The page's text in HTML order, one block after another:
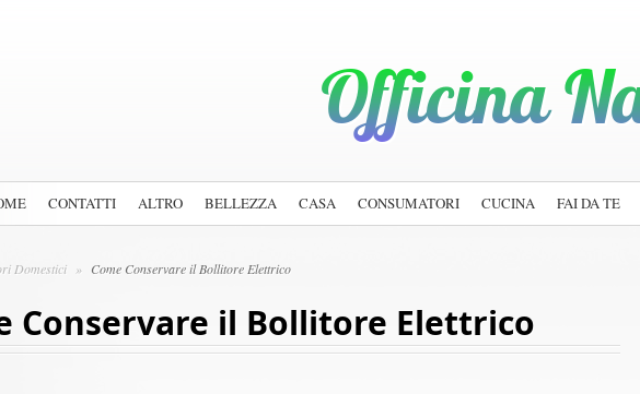
CONTATTI ALTRO BELLEZZA CASA CONSUMATORI CUCINA FAI DA TE
Domestici » Come Conservare il Bollitore Elettrico
Conservare il Bollitore Elettrico